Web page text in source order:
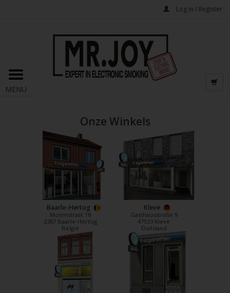
Log in / Register
MENU
Onze Winkels
Baarle-Hertog
Molenstraat 18
2387 Baarle-Hertog
België
Kleve
Gasthausstraße 9
47533 Kleve
Duitsland